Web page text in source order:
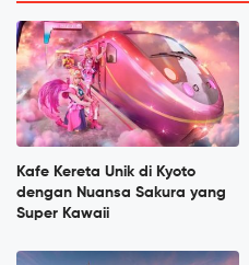
Kafe Kereta Unik di Kyoto
dengan Nuansa Sakura yang
Super Kawaii